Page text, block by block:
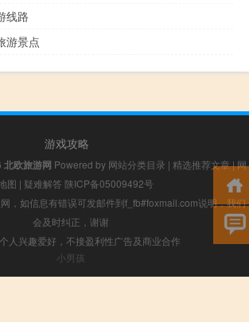
线路
游景点
游戏攻略
北欧旅游网 Powered by 网站分类目录 | 精选推荐文章|网
图 | 疑难解答 陕ICP备05009492号
，如信息有错误可发邮件到f_fb#foxmail.com说明，我们
会及时纠正，谢谢
人兴趣爱好，不接盈利性广告及商业合作
小男孩